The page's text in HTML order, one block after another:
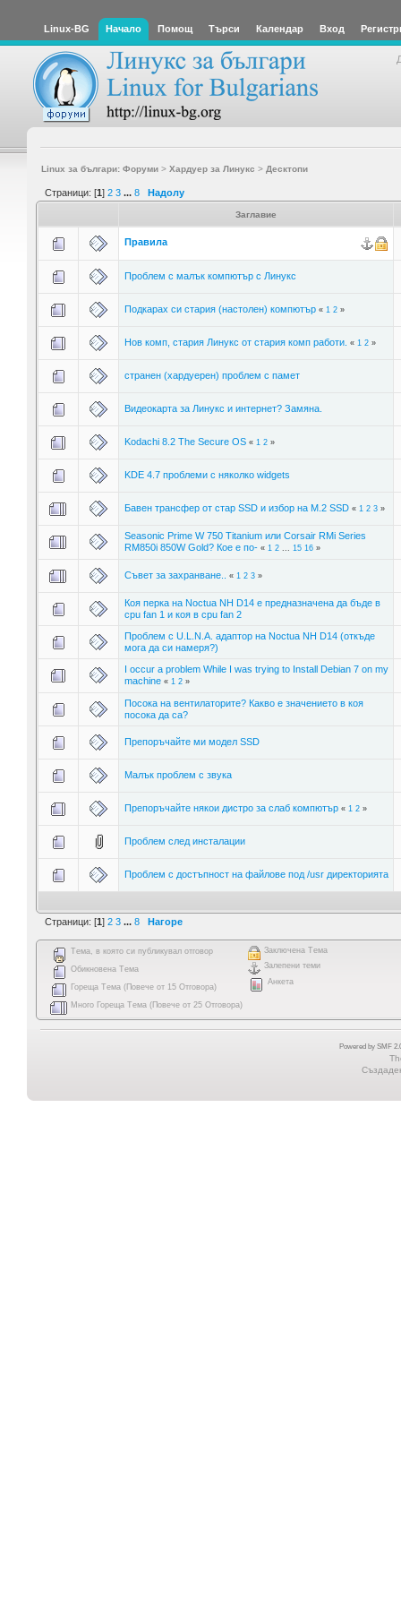
Linux-BG Начало Помощ Търси Календар Вход
Linux за българи: Форуми> Хардуер за Линукс > Десктопи
Страници: [1] 2 3 ... 8 Надолу
Заглавие
Правила
Проблем с малък компютър с Линукс
Подкарах си стария (настолен) компютър « 1 2»
Нов комп, стария Линукс от стария комп работи. « 1 2»
странен (хардуерен) проблем с памет
Видеокарта за Линукс и интернет? Замяна.
Kodachi 8.2 The Secure OS « 1 2»
KDE 4.7 проблеми с няколко widgets
Бавен трансфер от стар SSD и избор на М.2 SSD « 1 2 3»
Seasonic Prime W 750 Titanium или Corsair RMi Series
RM850i 850W Gold? Кое е по- « 1 2... 15 16»
Съвет за захранване.. « 1 2 3»
Коя перка на Noctua NH D14 e предназначена да бъде в
cpu fan 1 и коя в cpu fan 2
Проблем с U.L.N.A. адаптор на Noctua NH D14 (откъде
мога да си намеря?)
I occur a problem While I was trying to Install Debian 7 on my
machine « 1 2»
Посока на вентилаторите? Какво е значението в коя
посока да са?
Препоръчайте ми модел SSD
Малък проблем с звука
Препоръчайте някои дистро за слаб компютър « 1 2»
Проблем след инсталации
Проблем с достъпност на файлове под /usr директорията
Страници: [1] 2 3 ... 8 Нагоре
Тема, в която си публикувал отговор
Обикновена Тема
Гореща Тема (Повече от 15 Отговора)
Много Гореща Тема (Повече от 25 Отговора)
Заключена Тема
Залепени теми
Анкета
Powered by SMF